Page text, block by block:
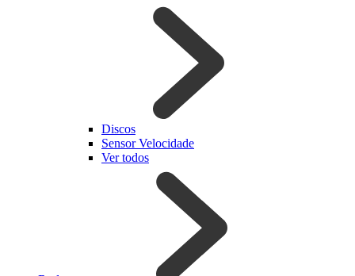
Discos
Sensor Velocidade
Ver todos